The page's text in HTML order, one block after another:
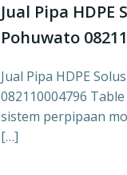
Jual Pipa
Pohuwato
Jual Pipa HDPE
082110004796
sistem perpipaan
[…]